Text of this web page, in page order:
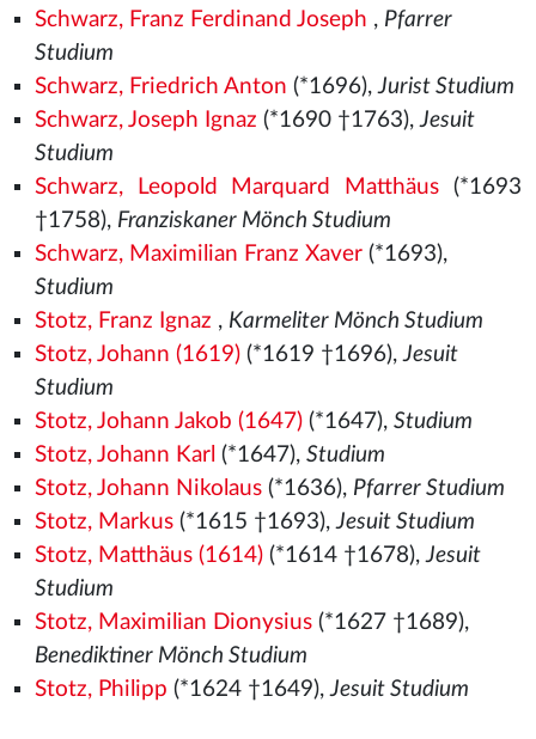
Schwarz, Franz Ferdinand Joseph , Pfarrer
Studium
Schwarz, Friedrich Anton (*1696),Jurist Studium
Schwarz, Joseph Ignaz (*1690 †1763),Jesuit
Studium
Schwarz, Leopold Marquard Matthäus (*1693
†1758), Franziskaner Mönch Studium
Schwarz, Maximilian Franz Xaver(*1693),
Studium
Stotz, Franz Ignaz , Karmeliter Mönch Studium
Stotz, Johann (1619)(*1619 †1696),Jesuit
Studium
Stotz, Johann Jakob (1647)(*1647), Studium
Stotz, Johann Karl (*1647), Studium
Stotz, Johann Nikolaus(*1636), Pfarrer Studium
Stotz, Markus(*1615 †1693),Jesuit Studium
Stotz, Matthäus (1614)(*1614 †1678),Jesuit
Studium
Stotz, Maximilian Dionysius(*1627 †1689),
Benediktiner Mönch Studium
Stotz, Philipp (*1624 †1649),Jesuit Studium